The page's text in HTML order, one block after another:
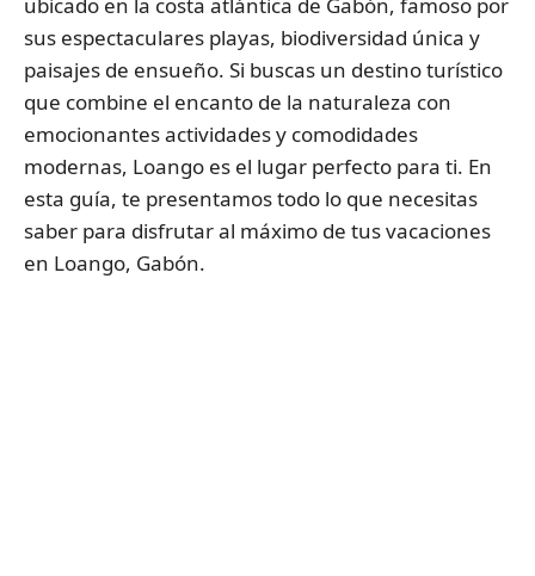
sus espectaculares playas, biodiversidad única y
paisajes de ensueño. Si buscas un destino turístico
que combine el encanto de la naturaleza con
emocionantes actividades y comodidades
modernas, Loango es el lugar perfecto para ti. En
esta guía, te presentamos todo lo que necesitas
saber para disfrutar al máximo de tus vacaciones
en Loango, Gabón.